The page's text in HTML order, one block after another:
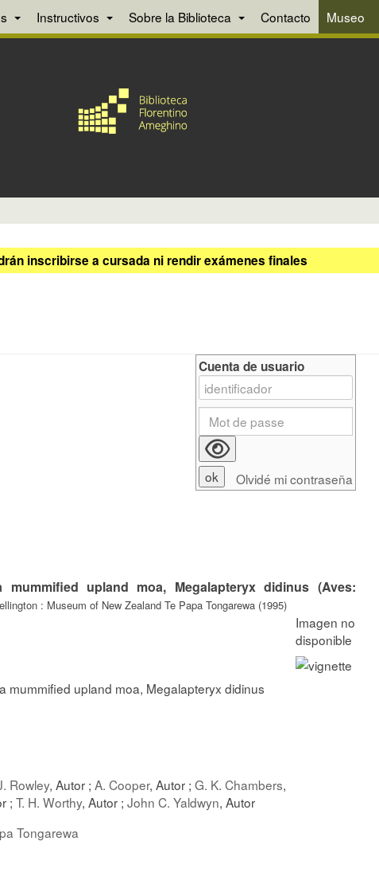
Instructivos Sobre la Biblioteca Contacto Museo
inscribirse a cursada ni rendir exámenes finales
upland moa, Megalapteryx didinus (Aves:
: Museum of New Zealand Te Papa Tongarewa (1995)
mummified upland moa, Megalapteryx didinus
Rowley, Autor ; A. Cooper, Autor ; G. K. Chambers,
; T. H. Worthy, Autor ; John C. Yaldwyn, Autor
Tongarewa
Cuenta de usuario
Olvidé mi contraseña